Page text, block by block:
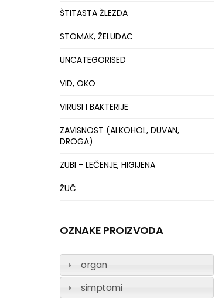
ŠTITASTA ŽLEZDA
STOMAK, ŽELUDAC
UNCATEGORISED
VID, OKO
VIRUSI I BAKTERIJE
ZAVISNOST (ALKOHOL, DUVAN,
DROGA)
ZUBI - LEČENJE, HIGIJENA
ŽUČ
OZNAKE PROIZVODA
organ
simptomi